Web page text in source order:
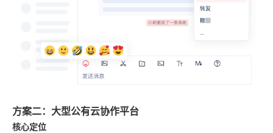
方案二：大型公有云协作平台
核心定位